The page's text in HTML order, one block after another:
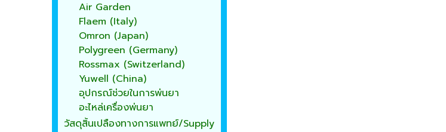
Air Garden
Flaem (Italy)
Omron (Japan)
Polygreen (Germany)
Rossmax (Switzerland)
Yuwell (China)
อุปกรณ์ช่วยในการพ่นยา
อะไหล่เครื่องพ่นยา
วัสดุสิ้นเปลืองทางการแพทย์/Supply